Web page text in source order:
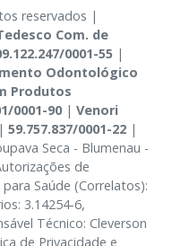
reservados |
Com. de
0001-55 |
Odontológico
Produtos
0001-90| Venori
| 59.757.837/0001-22 |
Seca - Blumenau -
de
Saúde (Correlatos):
3.14254-6,
Técnico: Cleverson
de Privacidade e